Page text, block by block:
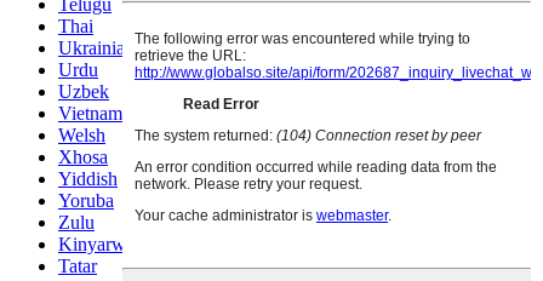
Thai
Ukrainian
Urdu
Uzbek
Vietnamese
Welsh
Xhosa
Yiddish
Yoruba
Zulu
Kinyarwanda
Tatar